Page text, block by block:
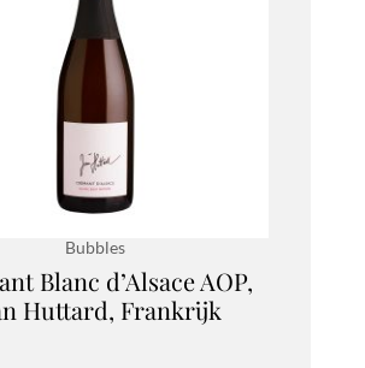
Bubbles
Blanc d’Alsace AOP,
Huttard, Frankrijk